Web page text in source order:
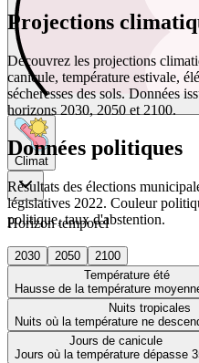
Climat
Horizon temporel
2030 2050
2100
Température été
Hausse de la température
Nuits tropicales
Nuits où la température ne
Jours de canicule
Jours où la température dépasse
Projections
Découvrez les projections
canicule, température estivale,
sécheresses des sols. Données
horizons 2030, 2050 et 2100.
Données politiques
Résultats des élections
législatives 2022. Couleur
politique, taux d'abstention.